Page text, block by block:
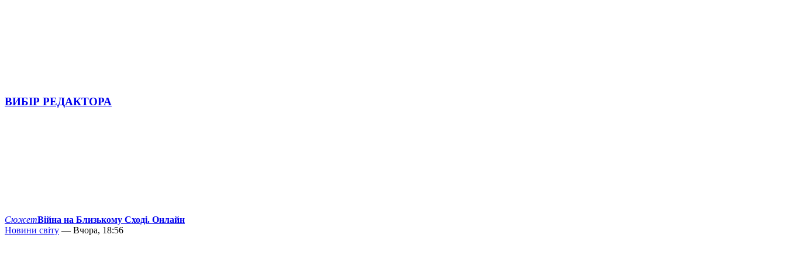
ВИБІР РЕДАКТОРА
СюжетВійна на Близькому Сході. Онлайн
Новини світу — Вчора, 18:56